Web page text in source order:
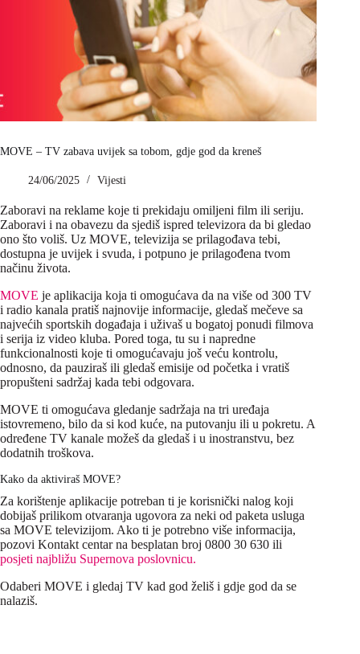
MOVE – TV zabava uvijek sa tobom, gdje god da kreneš
24/06/2025 Vijesti
Zaboravi na reklame koje ti prekidaju omiljeni film ili seriju.
Zaboravi i na obavezu da sjediš ispred televizora da bi gledao
ono što voliš. Uz MOVE, televizija se prilagođava tebi,
dostupna je uvijek i svuda, i potpuno je prilagođena tvom
načinu života.
MOVE je aplikacija koja ti omogućava da na više od 300 TV
i radio kanala pratiš najnovije informacije, gledaš mečeve sa
najvećih sportskih događaja i uživaš u bogatoj ponudi filmova
i serija iz video kluba. Pored toga, tu su i napredne
funkcionalnosti koje ti omogućavaju još veću kontrolu,
odnosno, da pauziraš ili gledaš emisije od početka i vratiš
propušteni sadržaj kada tebi odgovara.
MOVE ti omogućava gledanje sadržaja na tri uređaja
istovremeno, bilo da si kod kuće, na putovanju ili u pokretu. A
određene TV kanale možeš da gledaš i u inostranstvu, bez
dodatnih troškova.
Kako da aktiviraš MOVE?
Za korištenje aplikacije potreban ti je korisnički nalog koji
dobijaš prilikom otvaranja ugovora za neki od paketa usluga
sa MOVE televizijom. Ako ti je potrebno više informacija,
pozovi Kontakt centar na besplatan broj 0800 30 630 ili
posjeti najbližu Supernova poslovnicu.
Odaberi MOVE i gledaj TV kad god želiš i gdje god da se
nalaziš.